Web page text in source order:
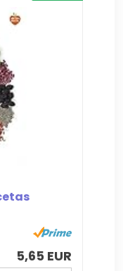
5,65 EUR